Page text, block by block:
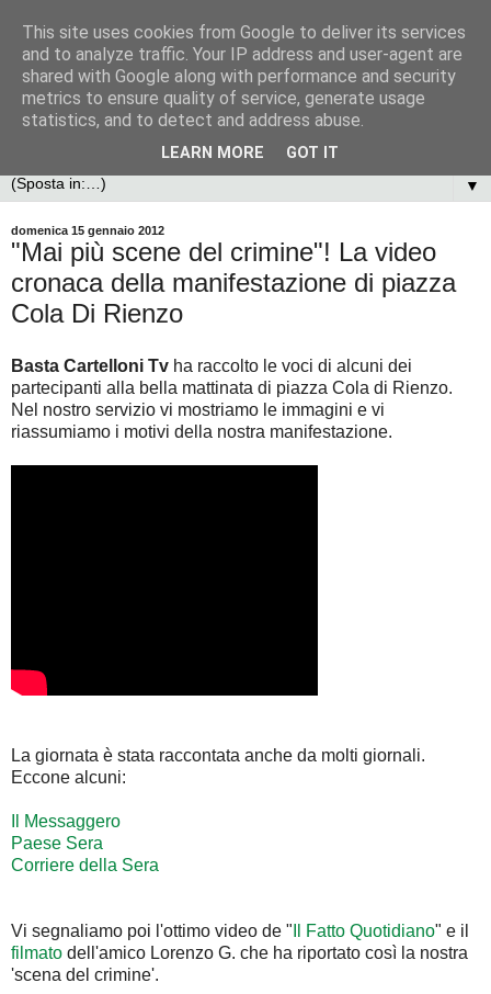
▼
domenica 15 gennaio 2012
"Mai più scene del crimine"! La video
cronaca della manifestazione di piazza
Cola Di Rienzo
Basta Cartelloni Tv ha raccolto le voci di alcuni dei
partecipanti alla bella mattinata di piazza Cola di Rienzo.
Nel nostro servizio vi mostriamo le immagini e vi
riassumiamo i motivi della nostra manifestazione.
La giornata è stata raccontata anche da molti giornali.
Eccone alcuni:
Il Messaggero
Paese Sera
Corriere della Sera
Vi segnaliamo poi l'ottimo video de " Il Fatto Quotidiano" e il
filmato dell'amico Lorenzo G. che ha riportato così la nostra
'scena del crimine'.
This site uses cookies from Google to deliver its services
and to analyze traffic. Your IP address and user-agent are
shared with Google along with performance and security
metrics to ensure quality of service, generate usage
statistics, and to detect and address abuse.
LEARN MORE GOT IT